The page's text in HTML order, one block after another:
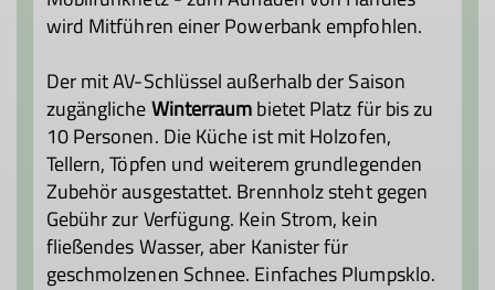
wird Mitführen einer Powerbank empfohlen.
Der mit AV-Schlüssel außerhalb der Saison
zugänglicheWinterraumbietet Platz für bis zu
10 Personen. Die Küche ist mit Holzofen,
Tellern, Töpfen und weiterem grundlegenden
Zubehör ausgestattet. Brennholz steht gegen
Gebühr zur Verfügung. Kein Strom, kein
fließendes Wasser, aber Kanister für
geschmolzenen Schnee. Einfaches Plumpsklo.